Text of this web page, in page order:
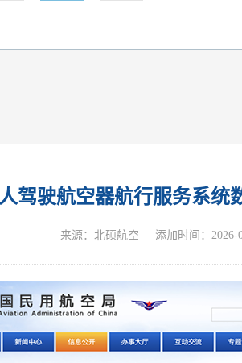
驾驶航空器航行服务系统
来源：北硕航空 添加时间：2026-